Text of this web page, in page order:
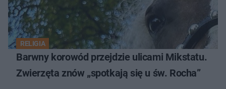
RELIGIA
Barwny korowód przejdzie ulicami Mikstatu.
Zwierzęta znów „spotkają się u św. Rocha”